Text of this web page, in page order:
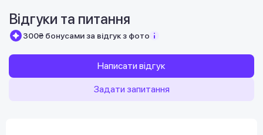
Відгуки та питання
300₴ бонусами за відгук з фото
Написати відгук
Задати запитання